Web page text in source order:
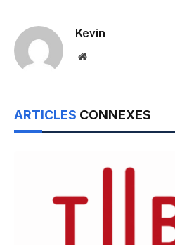
Kevin
Website
ARTICLES CONNEXES